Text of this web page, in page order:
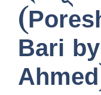
Bari